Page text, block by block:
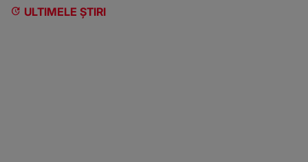
ULTIMELE ȘTIRI